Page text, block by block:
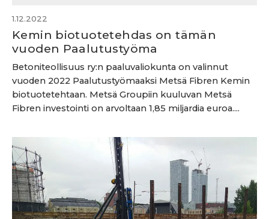
1.12.2022
Kemin biotuotetehdas on tämän
vuoden Paalutustyöma
Betoniteollisuus ry:n paaluvaliokunta on valinnut
vuoden 2022 Paalutustyömaaksi Metsä Fibren Kemin
biotuotetehtaan. Metsä Groupiin kuuluvan Metsä
Fibren investointi on arvoltaan 1,85 miljardia euroa....